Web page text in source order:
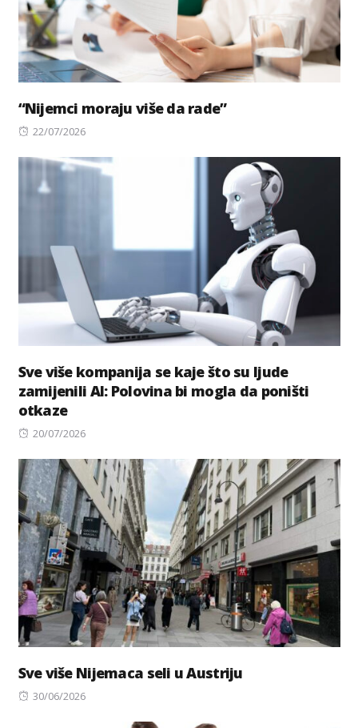
“Nijemci moraju više da rade”
Posted
22/07/2026
Sve više kompanija se kaje što su ljude
zamijenili AI: Polovina bi mogla da poništi
otkaze
Posted
20/07/2026
Sve više Nijemaca seli u Austriju
Posted
30/06/2026